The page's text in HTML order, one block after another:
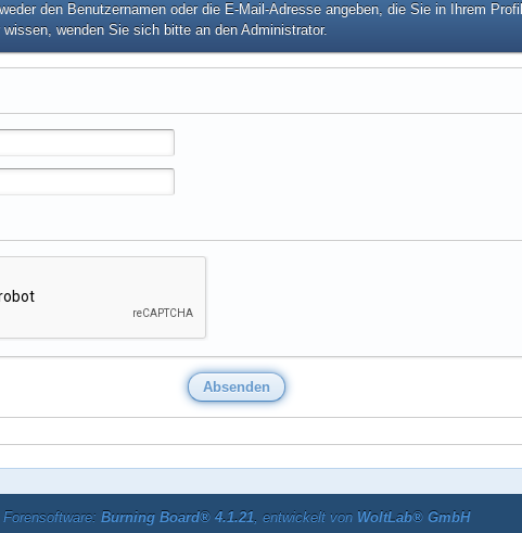
den Benutzernamen oder die E-Mail-Adresse angeben, die Sie in Ihrem
wenden Sie sich bitte an den Administrator.
Forensoftware: Burning Board® 4.1.21, entwickelt von WoltLab® GmbH